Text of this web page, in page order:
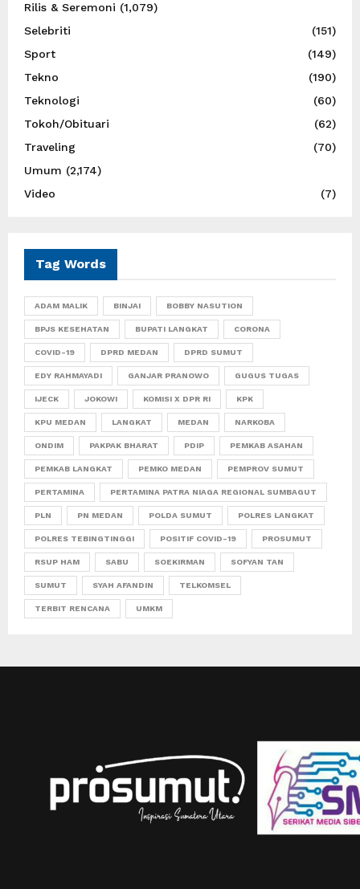
Rilis & Seremoni (1,079)
Selebriti
(151)
Sport
(149)
Tekno
(190)
Teknologi
(60)
Tokoh/Obituari
(62)
Traveling
(70)
Umum (2,174)
Video
(7)
Tag Words
ADAM MALIK BINJAI BOBBY NASUTION
BPJS KESEHATAN BUPATI LANGKAT CORONA
COVID-19 DPRD MEDAN DPRD SUMUT
EDY RAHMAYADI GANJAR PRANOWO GUGUS TUGAS
IJECK JOKOWI KOMISI X DPR RI KPK
KPU MEDAN LANGKAT MEDAN NARKOBA
ONDIM PAKPAK BHARAT PDIP PEMKAB ASAHAN
PEMKAB LANGKAT PEMKO MEDAN PEMPROV SUMUT
PERTAMINA PERTAMINA PATRA NIAGA REGIONAL SUMBAGUT
PLN PN MEDAN POLDA SUMUT POLRES LANGKAT
POLRES TEBINGTINGGI POSITIF COVID-19 PROSUMUT
RSUP HAM SABU SOEKIRMAN SOFYAN TAN
SUMUT SYAH AFANDIN TELKOMSEL
TERBIT RENCANA UMKM